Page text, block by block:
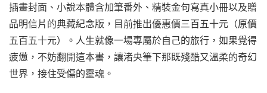
插畫封面、小說本體含加筆番外、精裝金句寫真小冊以及贈
品明信片的典藏紀念版，目前推出優惠價三百五十元（原價
五百五十元）。人生就像一場專屬於自己的旅行，如果覺得
疲憊，不妨翻開這本書，讓渚央筆下那既殘酷又溫柔的奇幻
世界，接住受傷的靈魂。